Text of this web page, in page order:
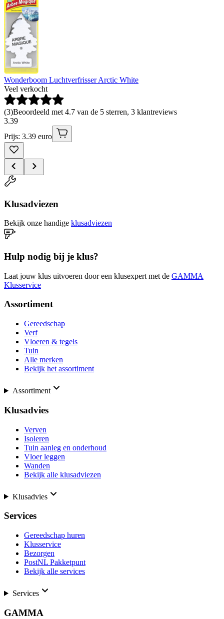
Wonderboom Luchtverfrisser Arctic White
Veel verkocht
(3)Beoordeeld met 4.7 van de 5 sterren, 3 klantreviews
3.39
Prijs: 3.39 euro
Klusadviezen
Bekijk onze handige klusadviezen
Hulp nodig bij je klus?
Laat jouw klus uitvoeren door een klusexpert met de GAMMA
Klusservice
Assortiment
Gereedschap
Verf
Vloeren & tegels
Tuin
Alle merken
Bekijk het assortiment
Assortiment
Klusadvies
Verven
Isoleren
Tuin aanleg en onderhoud
Vloer leggen
Wanden
Bekijk alle klusadviezen
Klusadvies
Services
Gereedschap huren
Klusservice
Bezorgen
PostNL Pakketpunt
Bekijk alle services
Services
GAMMA